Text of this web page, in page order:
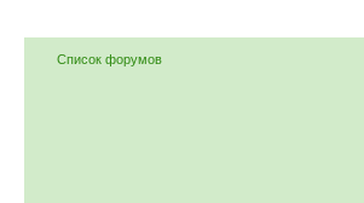
Список форумов